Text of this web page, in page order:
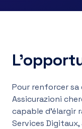
Pour renforcer
Assicurazioni
capable d’élargir
Services